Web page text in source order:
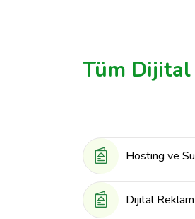
Tüm
Hosting ve
Dijital